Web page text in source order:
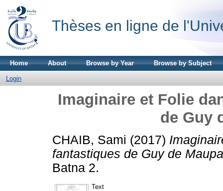
Thèses en ligne de
Home About Browse by Year Browse by Subject
Login
Imaginaire et Folie
de Guy
CHAIB, Sami (2017)
fantastiques de Guy de
Batna 2.
Text